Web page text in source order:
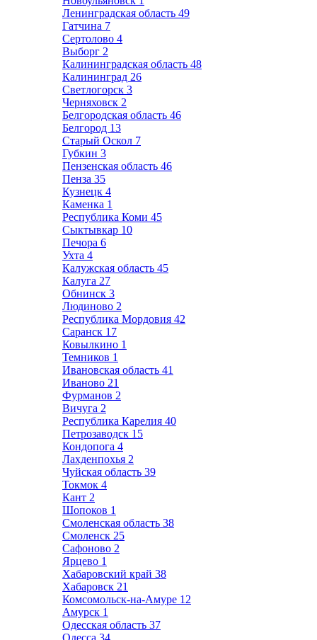
Ленинградская область 49
Гатчина 7
Сертолово 4
Выборг 2
Калининградская область 48
Калининград 26
Светлогорск 3
Черняховск 2
Белгородская область 46
Белгород 13
Старый Оскол 7
Губкин 3
Пензенская область 46
Пенза 35
Кузнецк 4
Каменка 1
Республика Коми 45
Сыктывкар 10
Печора 6
Ухта 4
Калужская область 45
Калуга 27
Обнинск 3
Людиново 2
Республика Мордовия 42
Саранск 17
Ковылкино 1
Темников 1
Ивановская область 41
Иваново 21
Фурманов 2
Вичуга 2
Республика Карелия 40
Петрозаводск 15
Кондопога 4
Лахденпохья 2
Чуйская область 39
Токмок 4
Кант 2
Шопоков 1
Смоленская область 38
Смоленск 25
Сафоново 2
Ярцево 1
Хабаровский край 38
Хабаровск 21
Комсомольск-на-Амуре 12
Амурск 1
Одесская область 37
Одесса 34